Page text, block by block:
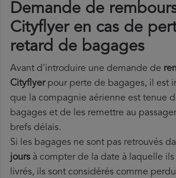
Demande de
Cityflyer en cas de
retard de bagages
Avant d'introduire une demande de
Cityflyerpour perte de bagages, il est
que la compagnie aérienne est tenue
bagages et de les remettre au
brefs délais.
Si les bagages ne sont pas retrouvés
jours à compter de la date à laquelle
livrés, ils sont considérés comme